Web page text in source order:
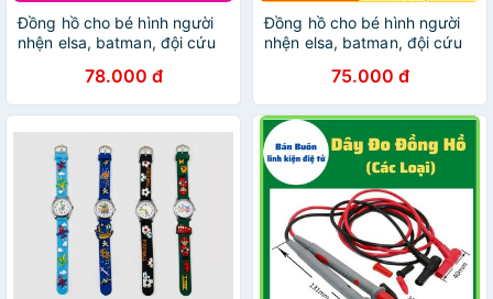
Đồng hồ cho bé hình người
nhện elsa, batman, đội cứu
78.000 đ
Đồng hồ cho bé hình người
nhện elsa, batman, đội cứu
tường người nhện E128
75.000 đ